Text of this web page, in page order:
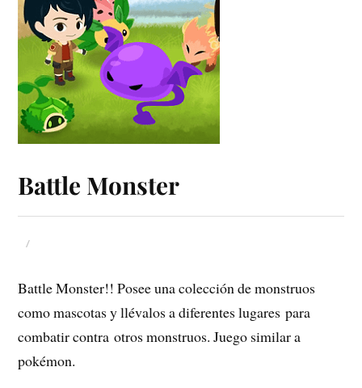
Battle Monster
Battle Monster!! Posee una colección de monstruos
como mascotas y llévalos a diferentes lugares para
combatir contra otros monstruos. Juego similar a
pokémon.